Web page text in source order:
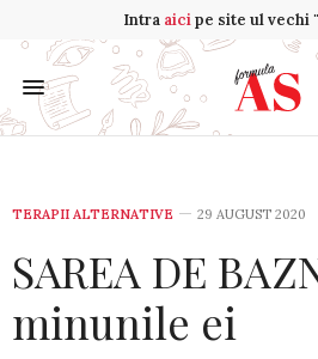
Intra aicipe site ul vechi
TERAPII ALTERNATIVE 29 AUGUST 2020
SAREA DE
minunile ei